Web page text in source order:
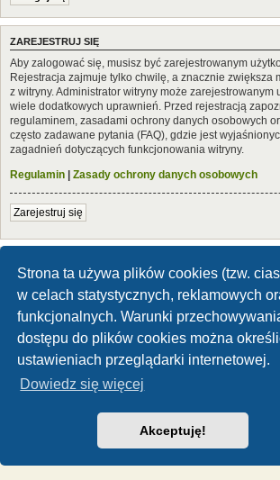
Strona ta używa plików cookies (tzw.
w celach statystycznych, reklamowych
funkcjonalnych. Warunki
dostępu do plików cookies można
ustawieniach przeglądarki internetowej.
Dowiedz się więcej
Akceptuję!
ZAREJESTRUJ SIĘ
Aby zalogować się, musisz być zarejestrowanym
Rejestracja zajmuje tylko chwilę, a znacznie zwiększa
z witryny. Administrator witryny może zarejestrowanym
wiele dodatkowych uprawnień. Przed rejestracją
regulaminem, zasadami ochrony danych osobowych
często zadawane pytania (FAQ), gdzie jest
zagadnień dotyczących funkcjonowania witryny.
Regulamin | Zasady ochrony danych osobowych
Zarejestruj się
Dinozaury.com© 2006-2020
Technologię dostarczaphpBB® Forum Software ©
Zasady ochrony danych osobowych|